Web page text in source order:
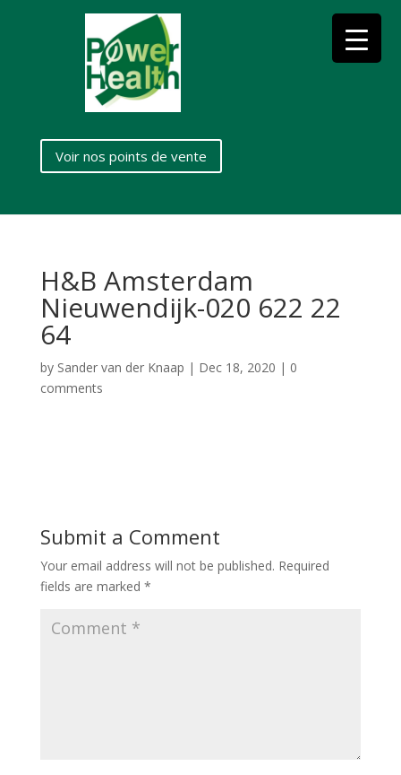
Voir nos points de vente
H&B Amsterdam
Nieuwendijk-020 622 22
64
by Sander van der Knaap | Dec 18, 2020 | 0
comments
Submit a Comment
Your email address will not be published. Required
fields are marked *